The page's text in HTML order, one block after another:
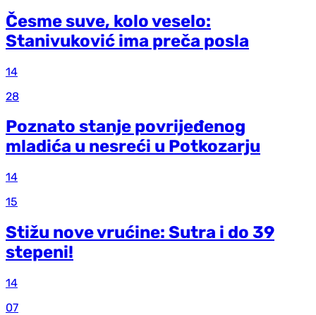
Česme suve, kolo veselo:
Stanivuković ima preča posla
14
28
Poznato stanje povrijeđenog
mladića u nesreći u Potkozarju
14
15
Stižu nove vrućine: Sutra i do 39
stepeni!
14
07